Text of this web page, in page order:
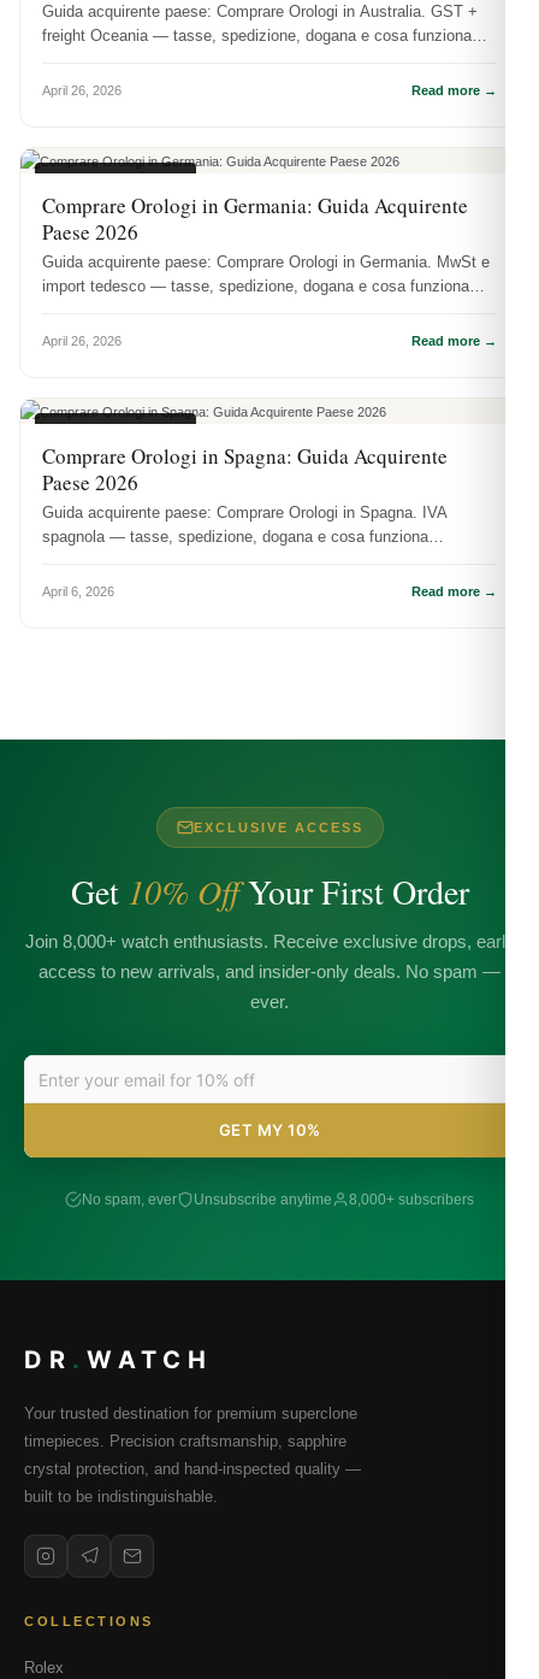
Guida acquirente paese: Comprare Orologi in Australia. GST +
freight Oceania — tasse, spedizione, dogana e cosa funziona
April 26, 2026 Read more →
Comprare Orologi in Germania: Guida Acquirente
Paese 2026
Guida acquirente paese: Comprare Orologi in Germania. MwSt e
import tedesco — tasse, spedizione, dogana e cosa funziona
April 26, 2026 Read more →
Comprare Orologi in Spagna: Guida Acquirente
Paese 2026
Guida acquirente paese: Comprare Orologi in Spagna. IVA
spagnola — tasse, spedizione, dogana e cosa funziona
April 6, 2026 Read more →
EXCLUSIVE ACCESS
Get 10% OffYour First Order
Join 8,000+ watch enthusiasts. Receive exclusive drops, early
access to new arrivals, and insider-only deals. No spam —
ever.
GET MY 10%
No spam, ever Unsubscribe anytime 8,000+ subscribers
DR . WATCH
Your trusted destination for premium superclone
timepieces. Precision craftsmanship, sapphire
crystal protection, and hand-inspected quality —
built to be indistinguishable.
COLLECTIONS
Rolex